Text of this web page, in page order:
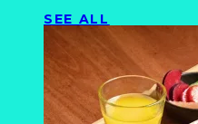
SEE ALL